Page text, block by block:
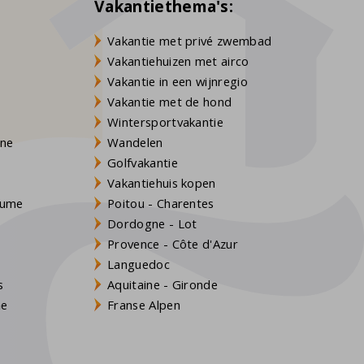
Vakantiethema's:
Vakantie met privé zwembad
Vakantiehuizen met airco
Vakantie in een wijnregio
Vakantie met de hond
Wintersportvakantie
Wandelen
Golfvakantie
Vakantiehuis kopen
Poitou - Charentes
Dordogne - Lot
Provence - Côte d'Azur
Languedoc
Aquitaine - Gironde
Franse Alpen